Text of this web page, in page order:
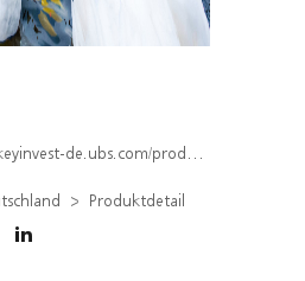
de.ubs.com/produkt/detail/index/isin/DE000WA5LA66
Produktdetail